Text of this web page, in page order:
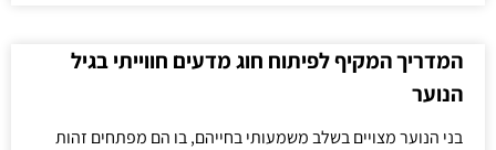
המדריך המקיף לפיתוח חוג מדעים חווייתי בגיל
הנוער
בני הנוער מצויים בשלב משמעותי בחייהם, בו הם מפתחים זהות